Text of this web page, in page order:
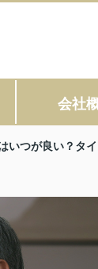
会社
いつが良い？タ